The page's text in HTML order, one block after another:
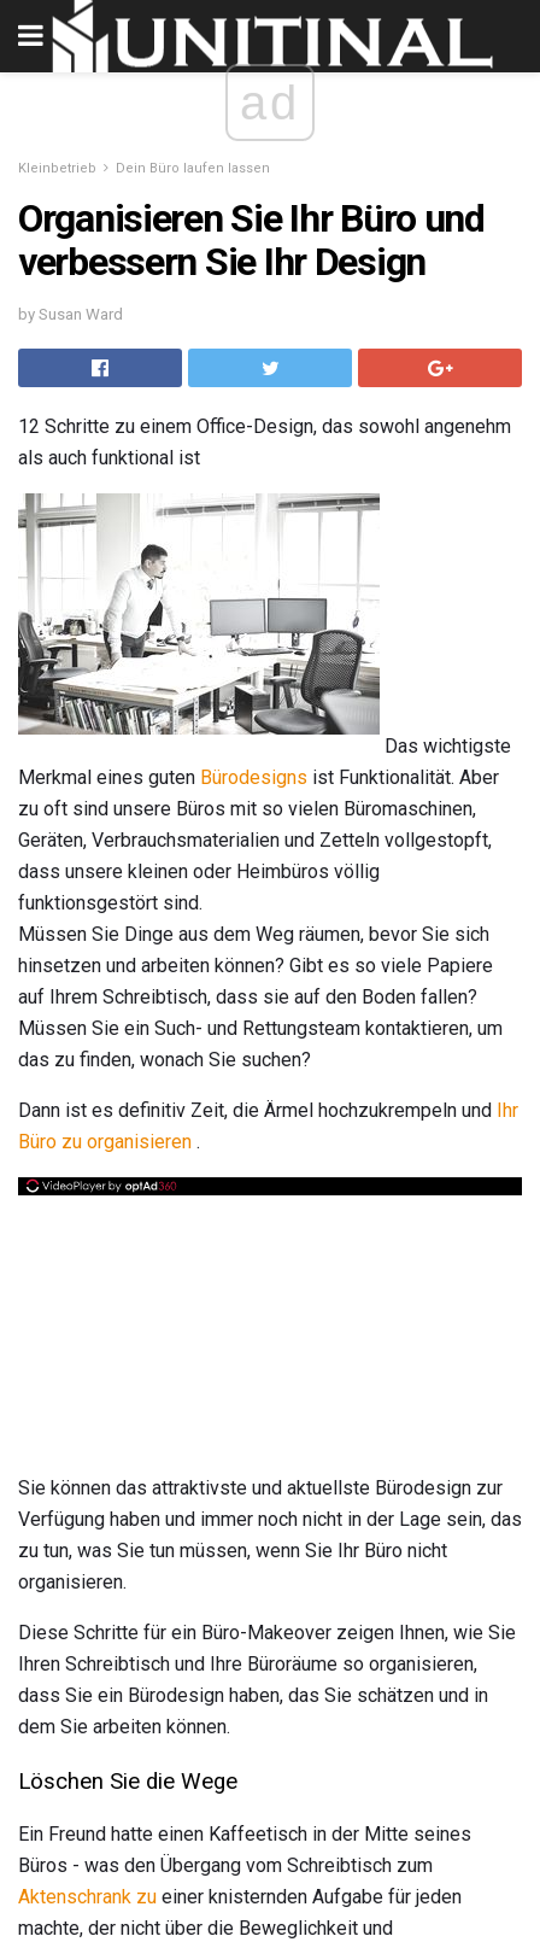
ad
Kleinbetrieb Dein Büro laufen lassen
Organisieren Sie Ihr Büro und
verbessern Sie Ihr Design
by Susan Ward
12 Schritte zu einem Office-Design, das sowohl angenehm
als auch funktional ist
Das wichtigste
Merkmal eines guten Bürodesigns ist Funktionalität. Aber
zu oft sind unsere Büros mit so vielen Büromaschinen,
Geräten, Verbrauchsmaterialien und Zetteln vollgestopft,
dass unsere kleinen oder Heimbüros völlig
funktionsgestört sind.
Müssen Sie Dinge aus dem Weg räumen, bevor Sie sich
hinsetzen und arbeiten können? Gibt es so viele Papiere
auf Ihrem Schreibtisch, dass sie auf den Boden fallen?
Müssen Sie ein Such- und Rettungsteam kontaktieren, um
das zu finden, wonach Sie suchen?
Dann ist es definitiv Zeit, die Ärmel hochzukrempeln und Ihr
Büro zu organisieren .
Sie können das attraktivste und aktuellste Bürodesign zur
Verfügung haben und immer noch nicht in der Lage sein, das
zu tun, was Sie tun müssen, wenn Sie Ihr Büro nicht
organisieren.
Diese Schritte für ein Büro-Makeover zeigen Ihnen, wie Sie
Ihren Schreibtisch und Ihre Büroräume so organisieren,
dass Sie ein Bürodesign haben, das Sie schätzen und in
dem Sie arbeiten können.
Löschen Sie die Wege
Ein Freund hatte einen Kaffeetisch in der Mitte seines
Büros - was den Übergang vom Schreibtisch zum
Aktenschrank zu einer knisternden Aufgabe für jeden
machte, der nicht über die Beweglichkeit und